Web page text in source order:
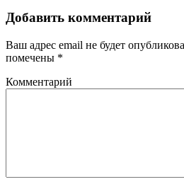
Добавить комментарий
Ваш адрес email не будет
помечены *
Комментарий